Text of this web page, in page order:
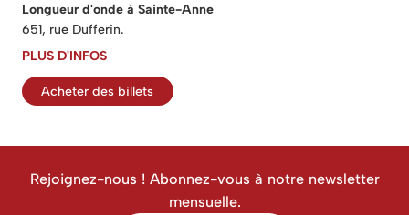
Longueur d'onde à Sainte-Anne
651, rue Dufferin.
PLUS D'INFOS
Acheter des billets
Rejoignez-nous ! Abonnez-vous à notre newsletter
mensuelle.